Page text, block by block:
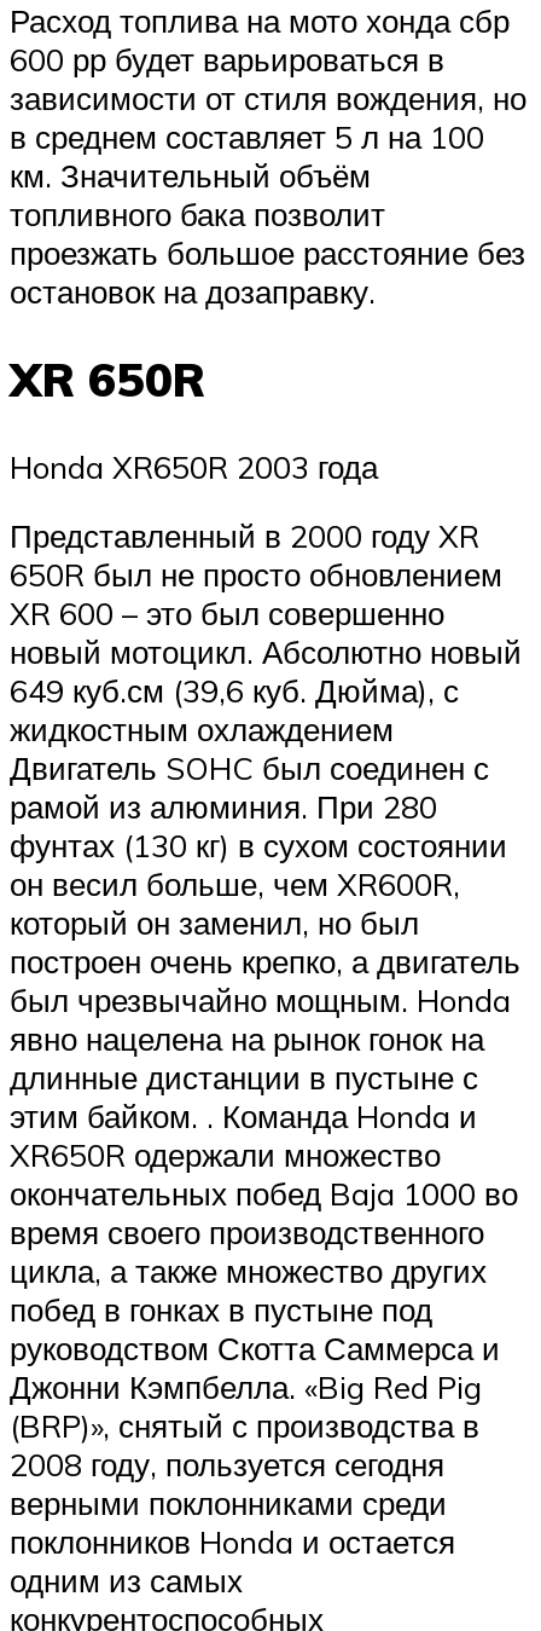
Расход топлива на мото хонда сбр
600 рр будет варьироваться в
зависимости от стиля вождения, но
в среднем составляет 5 л на 100
км. Значительный объём
топливного бака позволит
проезжать большое расстояние без
остановок на дозаправку.
XR 650R
Honda XR650R 2003 года
Представленный в 2000 году XR
650R был не просто обновлением
XR 600 – это был совершенно
новый мотоцикл. Абсолютно новый
649 куб.см (39,6 куб. Дюйма), с
жидкостным охлаждением
Двигатель SOHC был соединен с
рамой из алюминия. При 280
фунтах (130 кг) в сухом состоянии
он весил больше, чем XR600R,
который он заменил, но был
построен очень крепко, а двигатель
был чрезвычайно мощным. Honda
явно нацелена на рынок гонок на
длинные дистанции в пустыне с
этим байком. . Команда Honda и
XR650R одержали множество
окончательных побед Baja 1000 во
время своего производственного
цикла, а также множество других
побед в гонках в пустыне под
руководством Скотта Саммерса и
Джонни Кэмпбелла. «Big Red Pig
(BRP)», снятый с производства в
2008 году, пользуется сегодня
верными поклонниками среди
поклонников Honda и остается
одним из самых
конкурентоспособных